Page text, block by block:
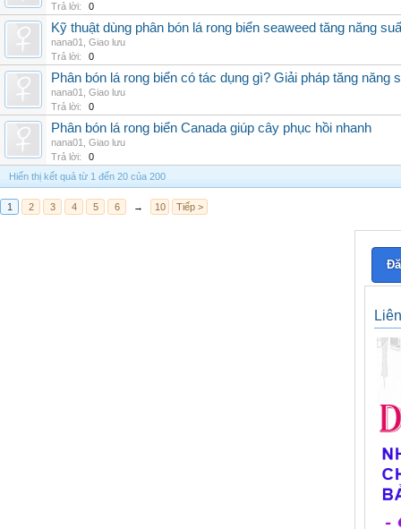
Trả lời:
0
Kỹ thuật dùng phân bón lá rong biển seaweed tăng năng
nana01
Giao lưu
Trả lời:
0
Phân bón lá rong biển có tác dụng gì? Giải pháp tăng năng
nana01
Giao lưu
Trả lời:
0
Phân bón lá rong biển Canada giúp cây phục hồi nhanh
nana01
Giao lưu
Trả lời:
0
Hiển thị kết quả từ 1 đến 20 của 200
1 2 3 4 5 6 → 10 Tiếp >